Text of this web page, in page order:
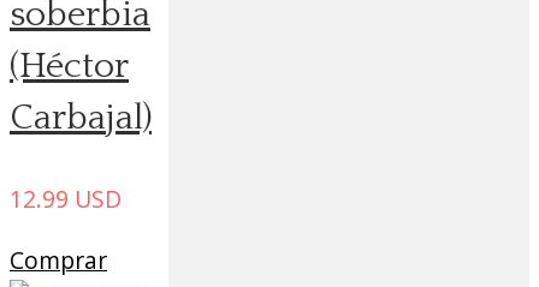
soberbia
(Héctor
Carbajal)
12.99 USD
Comprar